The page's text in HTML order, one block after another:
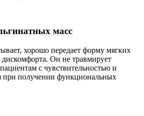
масс
хорошо передает форму мягких
Он не травмирует
с чувствительностью и
при получении функциональных